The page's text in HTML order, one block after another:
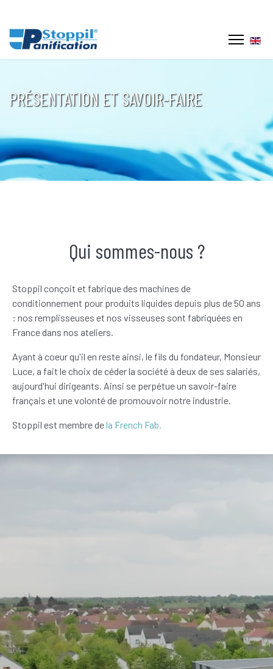
PRÉSENTATION ET SAVOIR-FAIRE
Qui sommes-nous ?
Stoppil conçoit et fabrique des machines de
conditionnement pour produits liquides depuis plus de 50 ans
: nos remplisseuses et nos visseuses sont fabriquées en
France dans nos ateliers.
Ayant à coeur qu'il en reste ainsi, le fils du fondateur, Monsieur
Luce, a fait le choix de céder la société à deux de ses salariés,
aujourd'hui dirigeants. Ainsi se perpétue un savoir-faire
français et une volonté de promouvoir notre industrie.
Stoppil est membre dela French Fab.